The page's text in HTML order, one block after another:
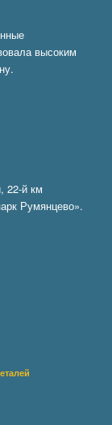
высоким
22-й км
Румянцево».